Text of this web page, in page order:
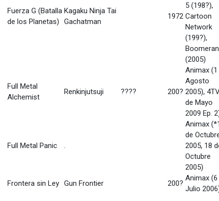
Fuerza G (Batalla
de los Planetas)
Kagaku Ninja Tai
Gachatman
1972
5 (198?),
Cartoon
Network
(199?),
(2005)
Full Metal
Alchemist
Renkinjutsuji ???? 200?
Animax (1
Agosto
2005),
de Mayo
2009 Ep.
Full Metal Panic
Animax
de
2005, 18
Octubre
2005)
Frontera sin Ley Gun Frontier 200?
Animax (6
Julio